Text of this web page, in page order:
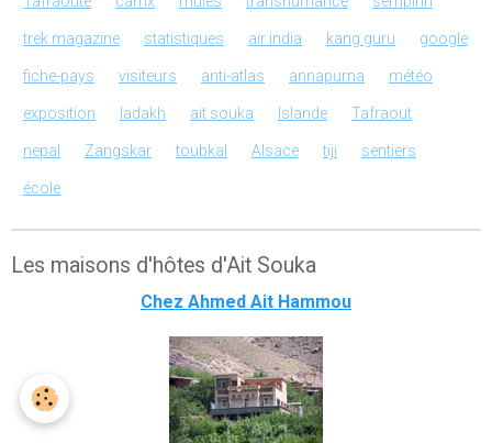
trek magazine statistiques air india kang guru google
fiche-pays visiteurs anti-atlas annapurna météo
exposition ladakh ait souka Islande Tafraout
nepal Zangskar toubkal Alsace tiji sentiers
école
Les maisons d'hôtes d'Ait Souka
Chez Ahmed Ait Hammou